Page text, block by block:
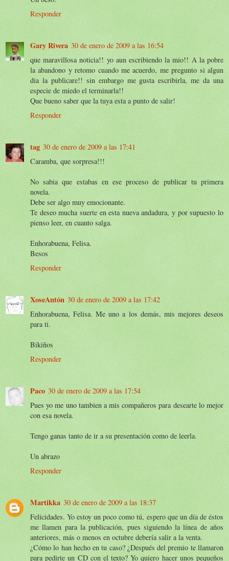
Responder
Gary Rivera 30 de enero de 2009 a las 16:54
que maravillosa noticia!! yo aun escribiendo la mio!! A la pobre
la abandono y retomo cuando me acuerdo, me pregunto si algun
dia la publicare!! sin embargo me gusta escribirla, me da una
especie de miedo el terminarla!!
Que bueno saber que la tuya esta a punto de salir!
Responder
tag 30 de enero de 2009 a las 17:41
Caramba, que sorpresa!!!
No sabia que estabas en ese proceso de publicar tu primera
novela.
Debe ser algo muy emocionante.
Te deseo mucha suerte en esta nueva andadura, y por supuesto lo
pienso leer, en cuanto salga.
Enhorabuena, Felisa.
Besos
Responder
XoseAntón 30 de enero de 2009 a las 17:42
Enhorabuena, Felisa. Me uno a los demás, mis mejores deseos
para ti.
Bikiños
Responder
Paco 30 de enero de 2009 a las 17:54
Pues yo me uno tambien a mis compañeros para desearte lo mejor
con esa novela.
Tengo ganas tanto de ir a su presentación como de leerla.
Un abrazo
Responder
Martikka 30 de enero de 2009 a las 18:37
Felicidades. Yo estoy un poco como tú, espero que un día de éstos
me llamen para la publicación, pues siguiendo la línea de años
anteriores, más o menos en octubre debería salir a la venta.
¿Cómo lo han hecho en tu caso? ¿Después del premio te llamaron
para pedirte un CD con el texto? Yo quiero hacer unos pequeños